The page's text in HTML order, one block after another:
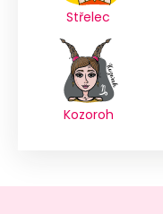
Střelec
Kozoroh